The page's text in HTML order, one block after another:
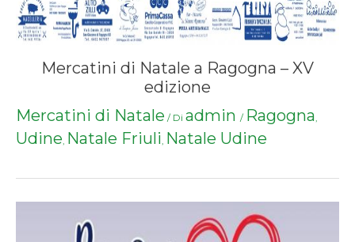
Mercatini di Natale a Ragogna – XV
edizione
Mercatini di Natale / Di admin / Ragogna,
Udine, Natale Friuli, Natale Udine